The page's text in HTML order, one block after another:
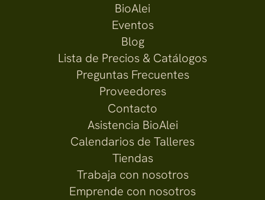
BioAlei
Eventos
Blog
Lista de Precios & Catálogos
Preguntas Frecuentes
Proveedores
Contacto
Asistencia BioAlei
Calendarios de Talleres
Tiendas
Trabaja con nosotros
Emprende con nosotros